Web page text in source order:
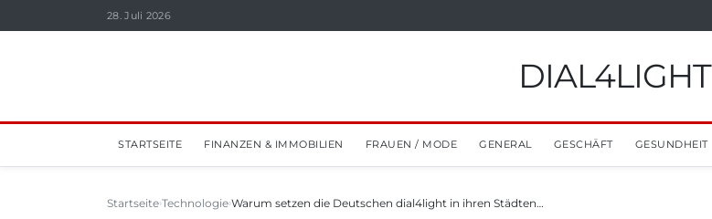
28. Juli 2026
DIAL4LIGHT
STARTSEITE FINANZEN & IMMOBILIEN FRAUEN / MODE GENERAL GESCHÄFT GESUNDHEIT
Startseite Technologie Warum setzen die Deutschen dial4light in ihren Städten…